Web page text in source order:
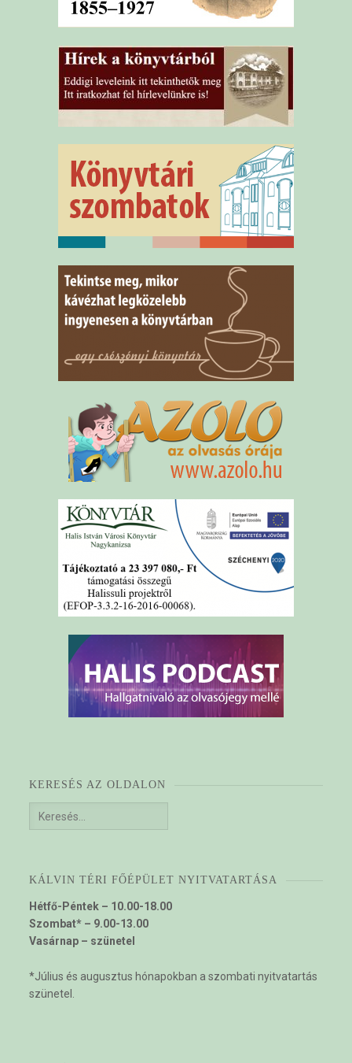
KERESÉS AZ OLDALON
Keresés:
KÁLVIN TÉRI FŐÉPÜLET NYITVATARTÁSA
Hétfő-Péntek – 10.00-18.00
Szombat* – 9.00-13.00
Vasárnap – szünetel
*Július és augusztus hónapokban a szombati nyitvatartás
szünetel.